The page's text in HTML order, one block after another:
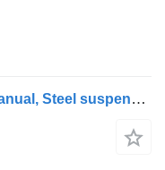
MAN TGA 33 360 6x4, 12.000L, Manual, Steel suspension